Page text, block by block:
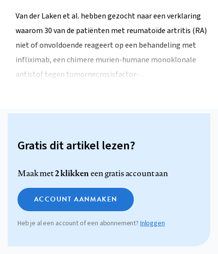
Van der Laken et al. hebben gezocht naar een verklaring
waarom 30 van de patiënten met reumatoïde artritis (RA)
niet of onvoldoende reageert op een behandeling met
infliximab, een chimere murien-humane monoklonale
antistof tegen tumornecrosisfactor-…
Gratis dit artikel lezen?
Maak met2 klikkeneen gratis account aan
ACCOUNT AANMAKEN
Heb je al een account of een abonnement? Inloggen